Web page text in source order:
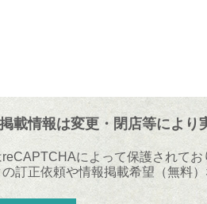
掲載情報は変更・閉店等により
reCAPTCHAによって保護されて
の訂正依頼や情報掲載希望（無料